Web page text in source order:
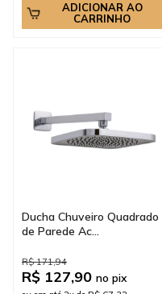
ADICIONAR AO
CARRINHO
Ducha Chuveiro Quadrado
de Parede Ac...
R$ 171,94
R$ 127,90 no pix